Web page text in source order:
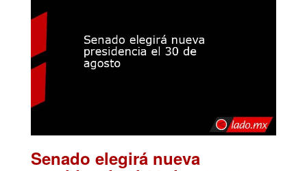
Senado elegirá nueva